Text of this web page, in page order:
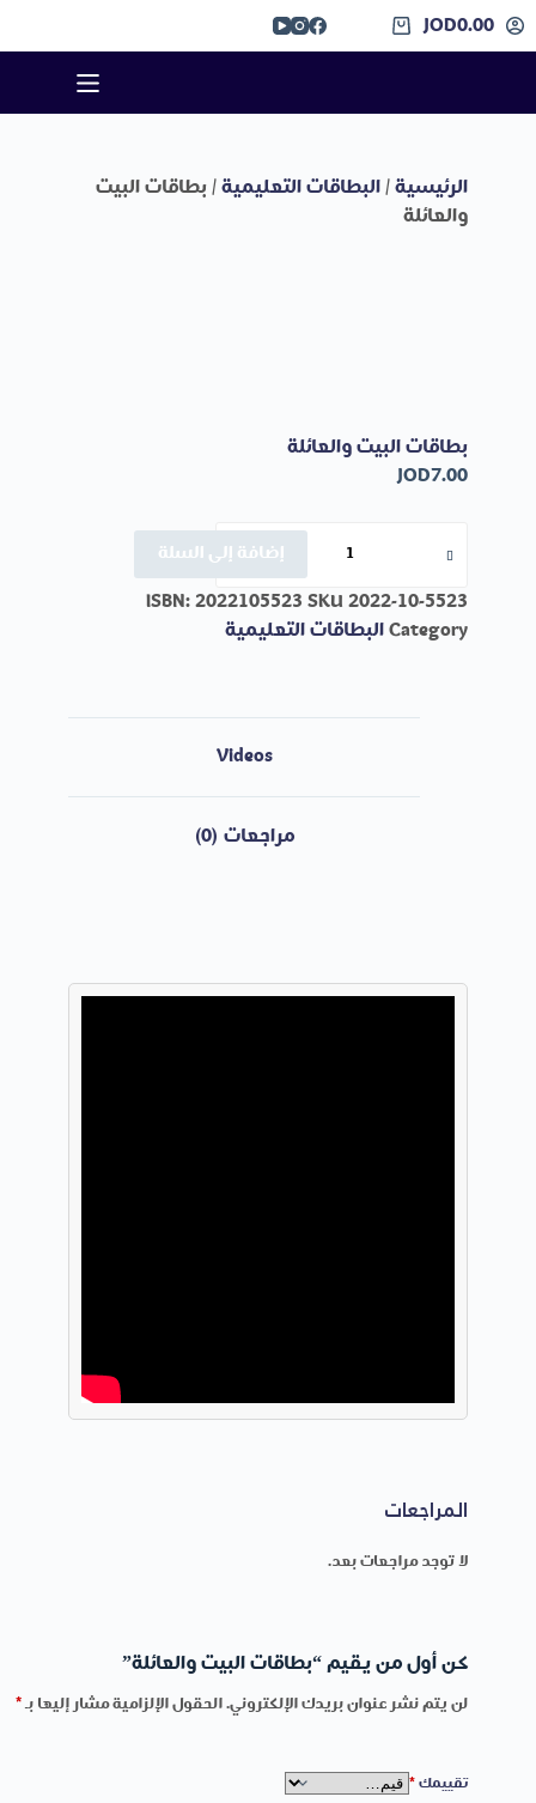
JOD0.00
الرئيسية/البطاقات التعليمية/ بطاقات البيت
والعائلة
بطاقات البيت والعائلة
JOD7.00
إضافة إلى السلة
ISBN:2022105523 SKU2022-10-5523
Categoryالبطاقات التعليمية
Videos
مراجعات (0)
المراجعات
لا توجد مراجعات بعد.
كن أول من يقيم “بطاقات البيت والعائلة”
لن يتم نشر عنوان بريدك الإلكتروني.الحقول الإلزامية مشار إليها بـ*
تقييمك*